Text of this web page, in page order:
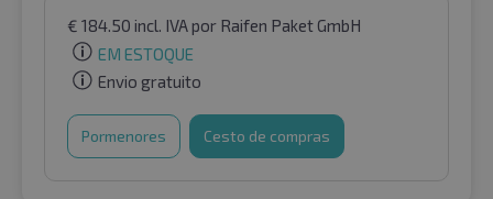
€ 184.50 incl. IVApor Raifen Paket GmbH
EM ESTOQUE
Envio gratuito
Pormenores Cesto de compras